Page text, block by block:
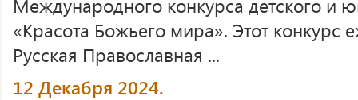
Международного конкурса детского и
«Красота Божьего мира». Этот конкурс
Русская Православная ...
12 Декабря 2024.